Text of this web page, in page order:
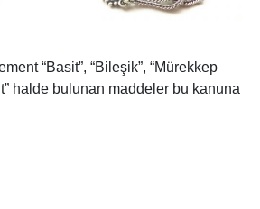
“Basit”, “Bileşik”, “Mürekkep
halde bulunan maddeler bu kanuna